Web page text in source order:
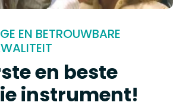
EN BETROUWBARE
en beste
instrument!